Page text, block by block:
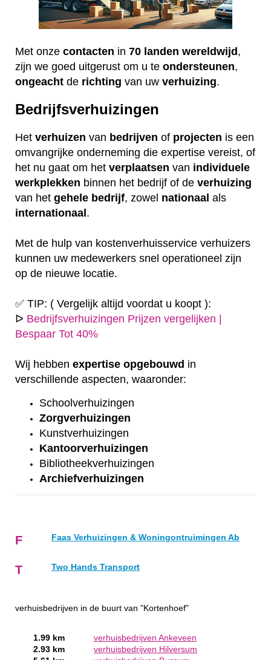
Met onze contacten in 70 landen wereldwijd,
zijn we goed uitgerust om u te ondersteunen,
ongeacht de richting van uw verhuizing.
Bedrijfsverhuizingen
Het verhuizen van bedrijven of projecten is een
omvangrijke onderneming die expertise vereist, of
het nu gaat om het verplaatsen van individuele
werkplekken binnen het bedrijf of de verhuizing
van het gehele bedrijf, zowel nationaal als
internationaal .
Met de hulp van kostenverhuisservice verhuizers
kunnen uw medewerkers snel operationeel zijn
op de nieuwe locatie.
✅ TIP: ( Vergelijk altijd voordat u koopt ):
ᐅ Bedrijfsverhuizingen Prijzen vergelijken |
Bespaar Tot 40%
Wij hebben expertise opgebouwd in
verschillende aspecten, waaronder:
Schoolverhuizingen
Zorgverhuizingen
Kunstverhuizingen
Kantoorverhuizingen
Bibliotheekverhuizingen
Archiefverhuizingen
F Faas Verhuizingen & Woningontruimingen Ab
T Two Hands Transport
verhuisbedrijven in de buurt van "Kortenhoef"
1.99 km
verhuisbedrijven Ankeveen
2.93 km
verhuisbedrijven Hilversum